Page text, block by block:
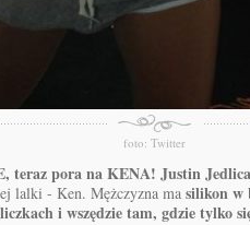
foto: Twitter
teraz pora na KENA! Justin Jedlica
lalki - Ken. Mężczyzna ma silikon w
i wszędzie tam, gdzie tylko